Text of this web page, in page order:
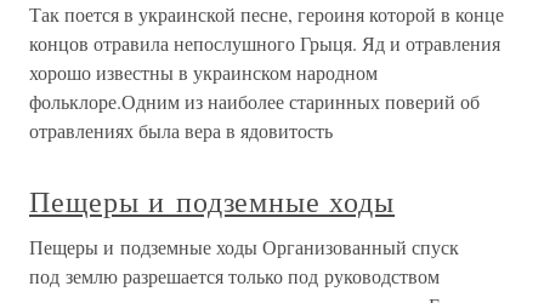
Так поется в украинской песне, героиня которой в конце
концов отравила непослушного Грыця. Яд и отравления
хорошо известны в украинском народном
фольклоре.Одним из наиболее старинных поверий об
отравлениях была вера в ядовитость
Пещеры и подземные ходы
Пещеры и подземные ходы Организованный спуск
под землю разрешается только под руководством